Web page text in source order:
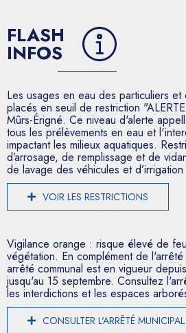
FLASH
INFOS
Les usages en eau des particuliers et
placés en seuil de restriction
Mûrs-Érigné. Ce niveau d'alerte
tous les prélèvements en eau et
impactant les milieux aquatiques.
d’arrosage, de remplissage et de
de lavage des véhicules et
VOIR LES RESTRICTIONS
Vigilance orange : risque élevé de
végétation. En complément de
arrêté communal est en vigueur
jusqu'au 15 septembre. Consultez
les interdictions et les espaces
CONSULTER L'ARRÊTÉ MUNICIPAL